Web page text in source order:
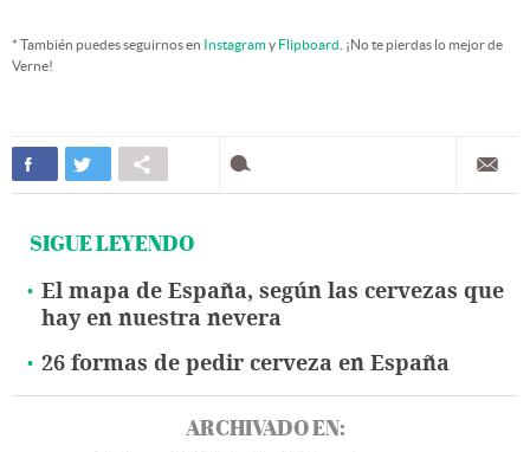
* También puedes seguirnos en Instagramy Flipboard . ¡No te pierdas lo mejor de
Verne!
SIGUE LEYENDO
El mapa de España, según las cervezas que
hay en nuestra nevera
26 formas de pedir cerveza en España
ARCHIVADO EN: